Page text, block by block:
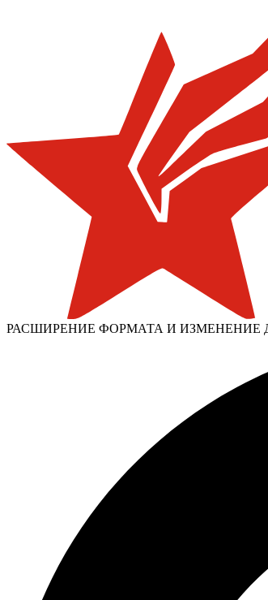
РАСШИРЕНИЕ ФОРМАТА И ИЗМЕНЕНИЕ